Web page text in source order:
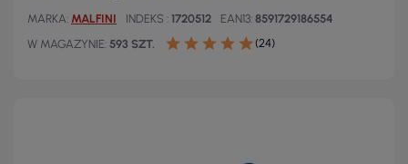
MARKA MALFINI INDEKS 1720512 EAN13 8591729186554
W MAGAZYNIE 593 SZT. (24)